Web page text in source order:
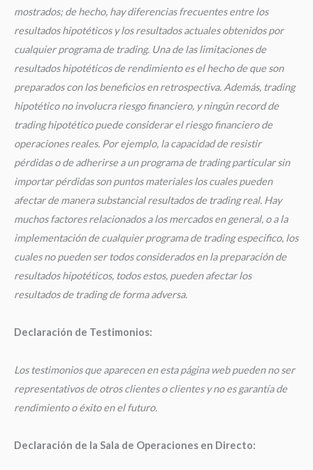
mostrados; de hecho, hay diferencias frecuentes entre los
resultados hipotéticos y los resultados actuales obtenidos por
cualquier programa de trading. Una de las limitaciones de
resultados hipotéticos de rendimiento es el hecho de que son
preparados con los beneficios en retrospectiva. Además, trading
hipotético no involucra riesgo financiero, y ningún record de
trading hipotético puede considerar el riesgo financiero de
operaciones reales. Por ejemplo, la capacidad de resistir
pérdidas o de adherirse a un programa de trading particular sin
importar pérdidas son puntos materiales los cuales pueden
afectar de manera substancial resultados de trading real. Hay
muchos factores relacionados a los mercados en general, o a la
implementación de cualquier programa de trading especifico, los
cuales no pueden ser todos considerados en la preparación de
resultados hipotéticos, todos estos, pueden afectar los
resultados de trading de forma adversa.
Declaración de Testimonios:
Los testimonios que aparecen en esta página web pueden no ser
representativos de otros clientes o clientes y no es garantía de
rendimiento o éxito en el futuro.
Declaración de la Sala de Operaciones en Directo: